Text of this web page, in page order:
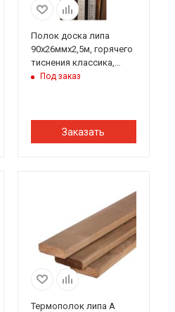
Полок доска липа
90х26ммх2,5м, горячего
тиснения классика,
ПЭМПод заказ
Заказать
Термополок липа А